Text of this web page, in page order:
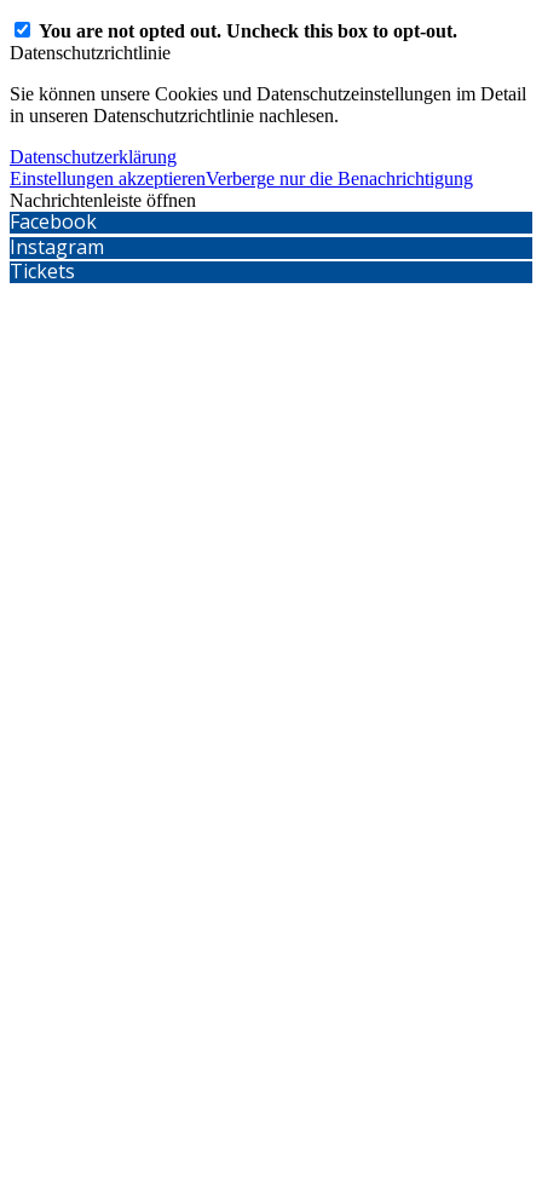
You are not opted out. Uncheck this box to opt-out.
Datenschutzrichtlinie
Sie können unsere Cookies und Datenschutzeinstellungen im Detail
in unseren Datenschutzrichtlinie nachlesen.
Datenschutzerklärung
Einstellungen akzeptierenVerberge nur die Benachrichtigung
Nachrichtenleiste öffnen
Facebook
Instagram
Tickets